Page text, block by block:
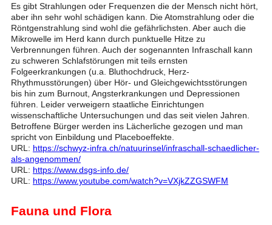
Es gibt Strahlungen oder Frequenzen die der Mensch nicht hört,
aber ihn sehr wohl schädigen kann. Die Atomstrahlung oder die
Röntgenstrahlung sind wohl die gefährlichsten. Aber auch die
Mikrowelle im Herd kann durch punktuelle Hitze zu
Verbrennungen führen. Auch der sogenannten Infraschall kann
zu schweren Schlafstörungen mit teils ernsten
Folgeerkrankungen (u.a. Bluthochdruck, Herz-
Rhythmusstörungen) über Hör- und Gleichgewichtsstörungen
bis hin zum Burnout, Angsterkrankungen und Depressionen
führen. Leider verweigern staatliche Einrichtungen
wissenschaftliche Untersuchungen und das seit vielen Jahren.
Betroffene Bürger werden ins Lächerliche gezogen und man
spricht von Einbildung und Placeboeffekte.
URL: https://schwyz-infra.ch/natuurinsel/infraschall-schaedlicher-
als-angenommen/
URL: https://www.dsgs-info.de/
URL: https://www.youtube.com/watch?v=VXjkZZGSWFM
Fauna und Flora